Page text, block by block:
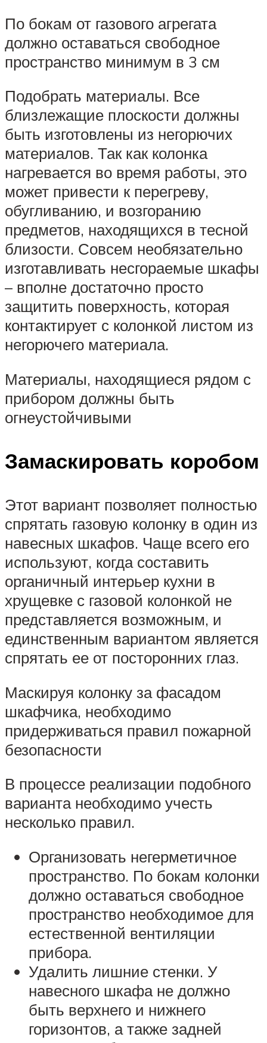
По бокам от газового агрегата
должно оставаться свободное
пространство минимум в 3 см
Подобрать материалы. Все
близлежащие плоскости должны
быть изготовлены из негорючих
материалов. Так как колонка
нагревается во время работы, это
может привести к перегреву,
обугливанию, и возгоранию
предметов, находящихся в тесной
близости. Совсем необязательно
изготавливать несгораемые шкафы
– вполне достаточно просто
защитить поверхность, которая
контактирует с колонкой листом из
негорючего материала.
Материалы, находящиеся рядом с
прибором должны быть
огнеустойчивыми
Замаскировать коробом
Этот вариант позволяет полностью
спрятать газовую колонку в один из
навесных шкафов. Чаще всего его
используют, когда составить
органичный интерьер кухни в
хрущевке с газовой колонкой не
представляется возможным, и
единственным вариантом является
спрятать ее от посторонних глаз.
Маскируя колонку за фасадом
шкафчика, необходимо
придерживаться правил пожарной
безопасности
В процессе реализации подобного
варианта необходимо учесть
несколько правил.
Организовать негерметичное
пространство. По бокам колонки
должно оставаться свободное
пространство необходимое для
естественной вентиляции
прибора.
Удалить лишние стенки. У
навесного шкафа не должно
быть верхнего и нижнего
горизонтов, а также задней